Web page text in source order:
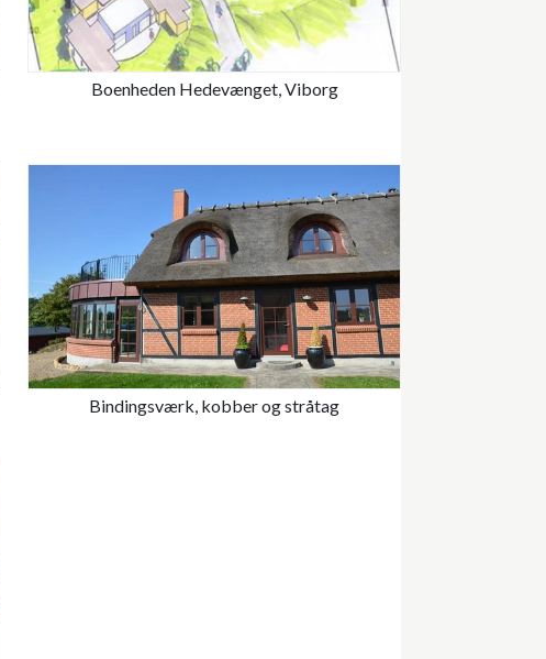
Boenheden Hedevænget, Viborg
Bindingsværk, kobber og stråtag